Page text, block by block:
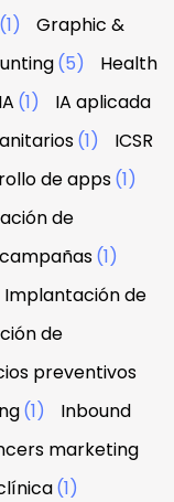
(1)
Graphic &
(5)
Health
IA (1)
IA aplicada
(1)
ICSR
de apps(1)
de
(1)
Implantación de
de
preventivos
(1)
Inbound
marketing
(1)